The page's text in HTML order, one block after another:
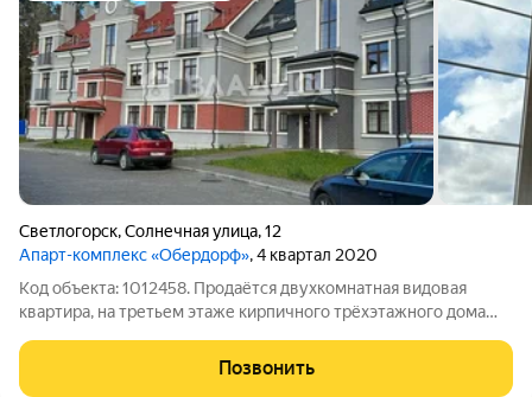
Светлогорск,Солнечная улица,12
Апарт-комплекс «Обердорф», 4 квартал 2020
Код объекта: 1012458. Продаётся двухкомнатная видовая
квартира, на третьем этаже кирпичного трёхэтажного дома
побережья Балтийского моря. Ориентиры: Олимпийский
бульвар, Калининградский проспект,
Позвонить